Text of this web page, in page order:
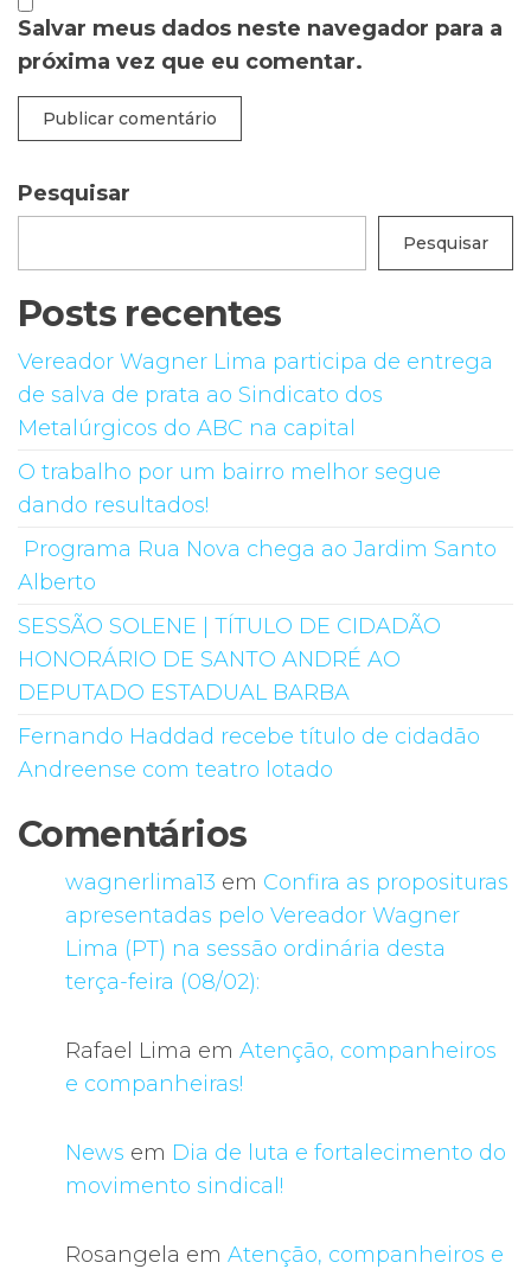
Salvar meus dados neste navegador para a
próxima vez que eu comentar.
Pesquisar
Pesquisar
Posts recentes
Vereador Wagner Lima participa de entrega
de salva de prata ao Sindicato dos
Metalúrgicos do ABC na capital
O trabalho por um bairro melhor segue
dando resultados!
Programa Rua Nova chega ao Jardim Santo
Alberto
SESSÃO SOLENE | TÍTULO DE CIDADÃO
HONORÁRIO DE SANTO ANDRÉ AO
DEPUTADO ESTADUAL BARBA
Fernando Haddad recebe título de cidadão
Andreense com teatro lotado
Comentários
wagnerlima13 em Confira as proposituras
apresentadas pelo Vereador Wagner
Lima (PT) na sessão ordinária desta
terça-feira (08/02):
Rafael Lima em Atenção, companheiros
e companheiras!
News em Dia de luta e fortalecimento do
movimento sindical!
Rosangela em Atenção, companheiros e